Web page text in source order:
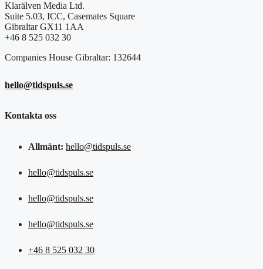
Klarälven Media Ltd.
Suite 5.03, ICC, Casemates Square
Gibraltar GX11 1AA
+46 8 525 032 30
Companies House Gibraltar: 132644
hello@tidspuls.se
Kontakta oss
Allmänt: hello@tidspuls.se
hello@tidspuls.se
hello@tidspuls.se
hello@tidspuls.se
+46 8 525 032 30